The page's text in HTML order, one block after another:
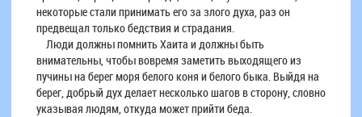
некоторые стали принимать его за злого духа, раз он
предвещал только бедствия и страдания.
Люди должны помнить Хаита и должны быть
внимательны, чтобы вовремя заметить выходящего из
пучины на берег моря белого коня и белого быка. Выйдя на
берег, добрый дух делает несколько шагов в сторону, словно
указывая людям, откуда может прийти беда.